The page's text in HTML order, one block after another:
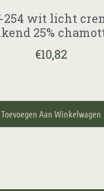
254 wit licht
25%
€10,82
Toevoegen Aan Winkelwagen